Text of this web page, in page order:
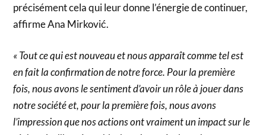
précisément cela qui leur donne l’énergie de continuer,
affirme Ana Mirković.
« Tout ce qui est nouveau et nous apparaît comme tel est
en fait la confirmation de notre force. Pour la première
fois, nous avons le sentiment d’avoir un rôle à jouer dans
notre société et, pour la première fois, nous avons
l’impression que nos actions ont vraiment un impact sur le